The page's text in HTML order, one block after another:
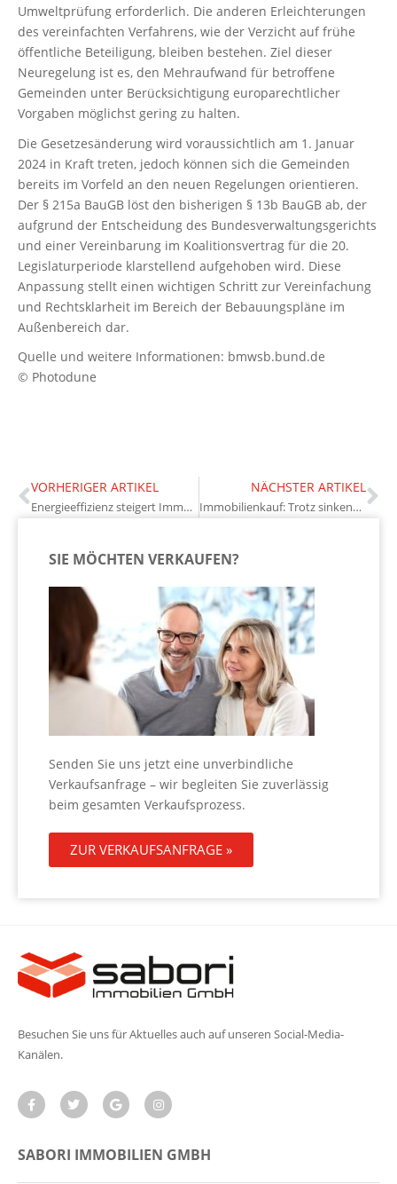
Umweltprüfung erforderlich. Die anderen Erleichterungen
des vereinfachten Verfahrens, wie der Verzicht auf frühe
öffentliche Beteiligung, bleiben bestehen. Ziel dieser
Neuregelung ist es, den Mehraufwand für betroffene
Gemeinden unter Berücksichtigung europarechtlicher
Vorgaben möglichst gering zu halten.
Die Gesetzesänderung wird voraussichtlich am 1. Januar
2024 in Kraft treten, jedoch können sich die Gemeinden
bereits im Vorfeld an den neuen Regelungen orientieren.
Der § 215a BauGB löst den bisherigen § 13b BauGB ab, der
aufgrund der Entscheidung des Bundesverwaltungsgerichts
und einer Vereinbarung im Koalitionsvertrag für die 20.
Legislaturperiode klarstellend aufgehoben wird. Diese
Anpassung stellt einen wichtigen Schritt zur Vereinfachung
und Rechtsklarheit im Bereich der Bebauungspläne im
Außenbereich dar.
Quelle und weitere Informationen: bmwsb.bund.de
© Photodune
VORHERIGER ARTIKEL
Energieeffizienz steigert Immobilienwerte deutlich
NÄCHSTER ARTIKEL
Immobilienkauf: Trotz sinkender Preise teurer als Mieten
SIE MÖCHTEN VERKAUFEN?
Senden Sie uns jetzt eine unverbindliche
Verkaufsanfrage – wir begleiten Sie zuverlässig
beim gesamten Verkaufsprozess.
ZUR VERKAUFSANFRAGE »
Besuchen Sie uns für Aktuelles auch auf unseren Social-Media-
Kanälen.
SABORI IMMOBILIEN GMBH